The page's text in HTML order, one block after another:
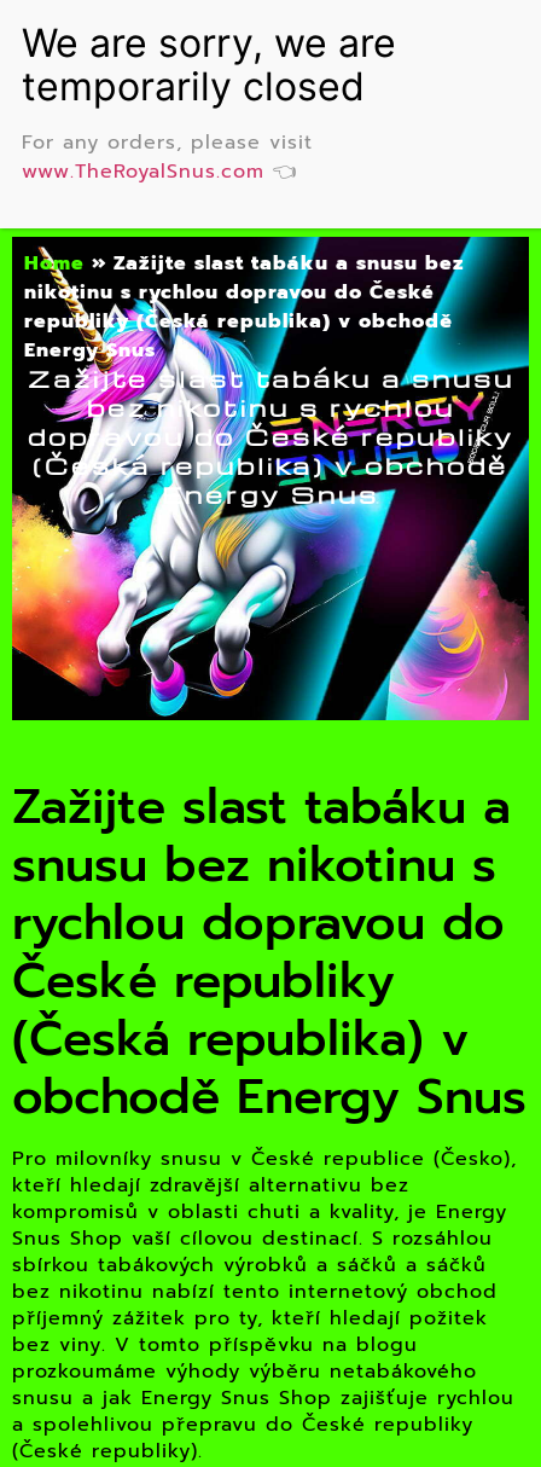
Home » Zažijte slast tabáku a snusu bez
nikotinu s rychlou dopravou do České
republiky (Česká republika) v obchodě
Energy Snus
Zažijte slast tabáku a snusu
bez nikotinu s rychlou
dopravou do České republiky
(Česká republika) v obchodě
Energy Snus
Zažijte slast tabáku a
snusu bez nikotinu s
rychlou dopravou do
České republiky
(Česká republika) v
obchodě Energy Snus
Pro milovníky snusu v České republice (Česko),
kteří hledají zdravější alternativu bez
kompromisů v oblasti chuti a kvality, je Energy
Snus Shop vaší cílovou destinací. S rozsáhlou
sbírkou tabákových výrobků a sáčků a sáčků
bez nikotinu nabízí tento internetový obchod
příjemný zážitek pro ty, kteří hledají požitek
bez viny. V tomto příspěvku na blogu
prozkoumáme výhody výběru netabákového
snusu a jak Energy Snus Shop zajišťuje rychlou
a spolehlivou přepravu do České republiky
(České republiky).
For any orders, please visit
www.TheRoyalSnus.com 👈